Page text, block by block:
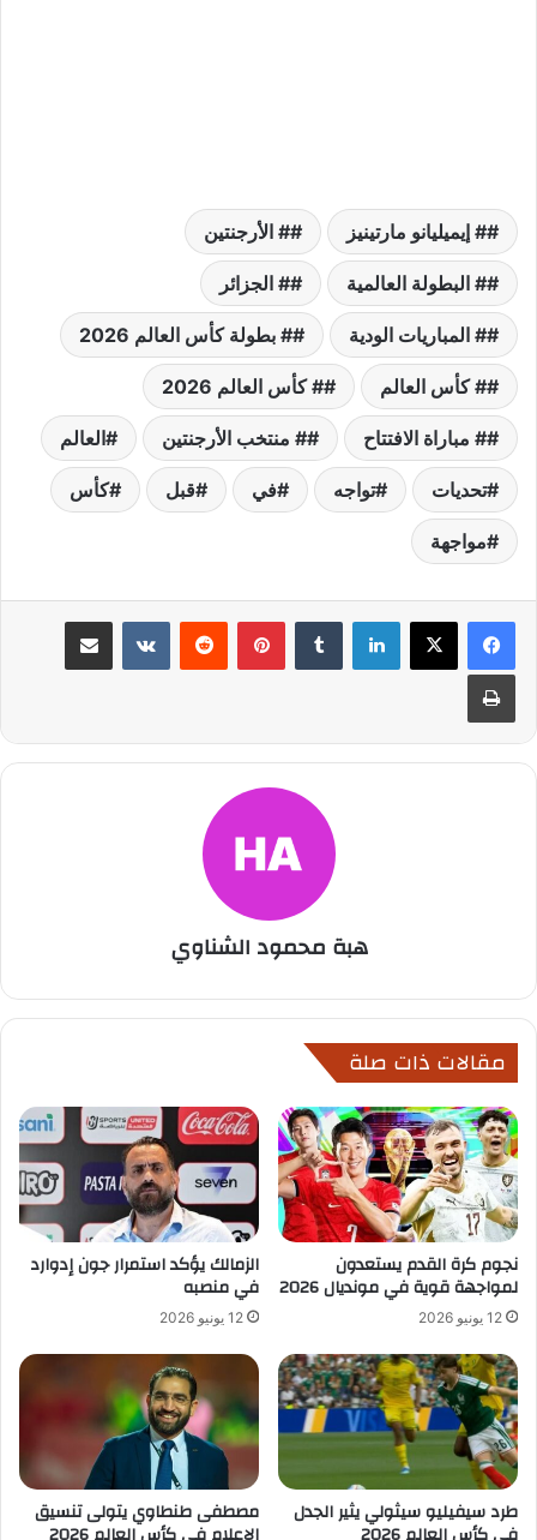
# إيميليانو مارتينيز # الأرجنتين
# البطولة العالمية # الجزائر
# المباريات الودية # بطولة كأس العالم 2026
# كأس العالم # كأس العالم 2026
# مباراة الافتتاح # منتخب الأرجنتين العالم
تحديات تواجه في قبل كأس
مواجهة
لينكدإن بينتيريست مشاركة عبر البريد
طباعة
هبة محمود الشناوي
مقالات ذات صلة
نجوم كرة القدم يستعدون
لمواجهة قوية في مونديال 2026
12 يونيو 2026
الزمالك يؤكد استمرار جون إدوارد
في منصبه
12 يونيو 2026
طرد سيفيليو سيثولي يثير الجدل مصطفى طنطاوي يتولى تنسيق